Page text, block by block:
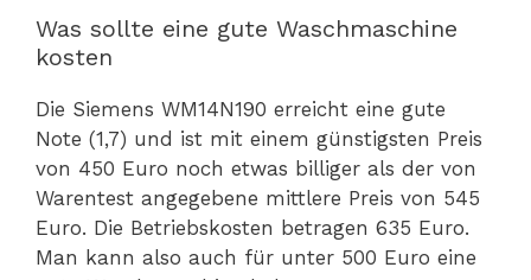
Was sollte eine gute Waschmaschine
kosten
Die Siemens WM14N190 erreicht eine gute
Note (1,7) und ist mit einem günstigsten Preis
von 450 Euro noch etwas billiger als der von
Warentest angegebene mittlere Preis von 545
Euro. Die Betriebskosten betragen 635 Euro.
Man kann also auch für unter 500 Euro eine